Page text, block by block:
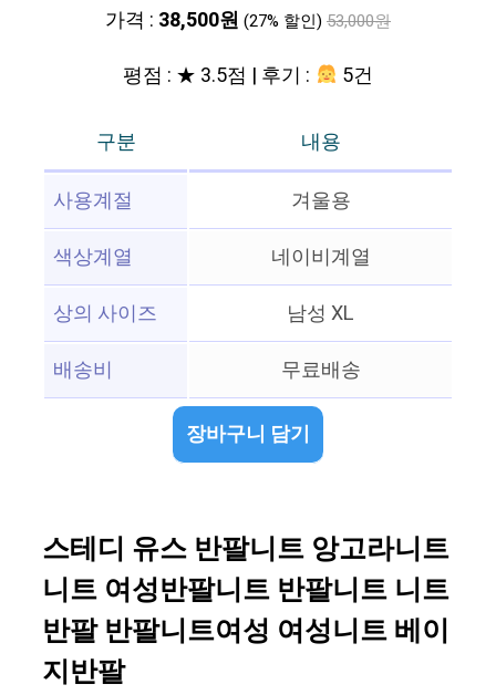
가격 : 38,500원 (27% 할인) 53,000원
평점 : ★ 3.5점 | 후기 : 5건
구분
내용
사용계절
겨울용
색상계열
네이비계열
상의 사이즈
남성 XL
배송비
무료배송
장바구니 담기
스테디 유스 반팔니트 앙고라니트
니트 여성반팔니트 반팔니트 니트
반팔 반팔니트여성 여성니트 베이
지반팔